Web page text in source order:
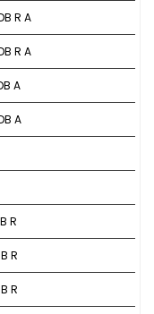
R A
R A
A
A
R
R
R